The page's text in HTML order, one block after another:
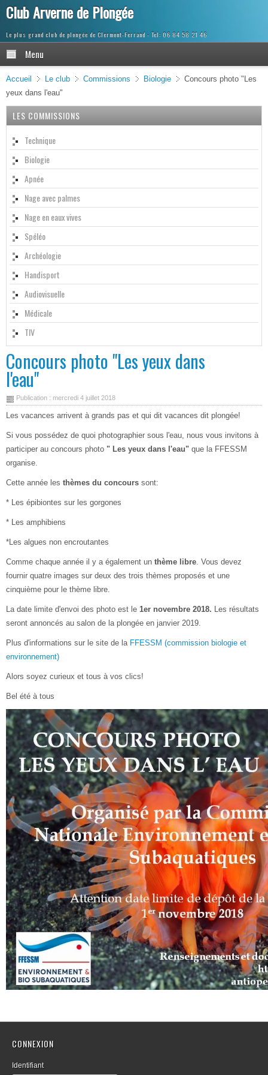
Club Arverne de Plongée
Le plus grand club de plongée de Clermont-Ferrand
Menu
Accueil Le club Commissions Biologie
Concours photo "Les
yeux dans l'eau"
LES COMMISSIONS
Technique
Biologie
Apnée
Nage avec palmes
Nage en eaux vives
Spéléo
Archéologie
Handisport
Audiovisuelle
Médicale
TIV
Concours photo "Les yeux dans
l'eau"
Publication : mercredi 4 juillet 2018
Les vacances arrivent à grands pas et qui dit vacances dit plongée!
Si vous possédez de quoi photographier sous l'eau, nous vous invitons à
participer au concours photo " Les yeux dans l'eau" que la FFESSM
organise.
Cette année les thèmes du concours sont:
* Les épibiontes sur les gorgones
* Les amphibiens
*Les algues non encroutantes
Comme chaque année il y a également un thème libre. Vous devez
fournir quatre images sur deux des trois thèmes proposés et une
cinquième pour le thème libre.
La date limite d'envoi des photo est le 1er novembre 2018. Les résultats
seront annoncés au salon de la plongée en janvier 2019.
Plus d'informations sur le site de la FFESSM (commission biologie et
environnement)
Alors soyez curieux et tous à vos clics!
Bel été à tous
CONNEXION
Identifiant